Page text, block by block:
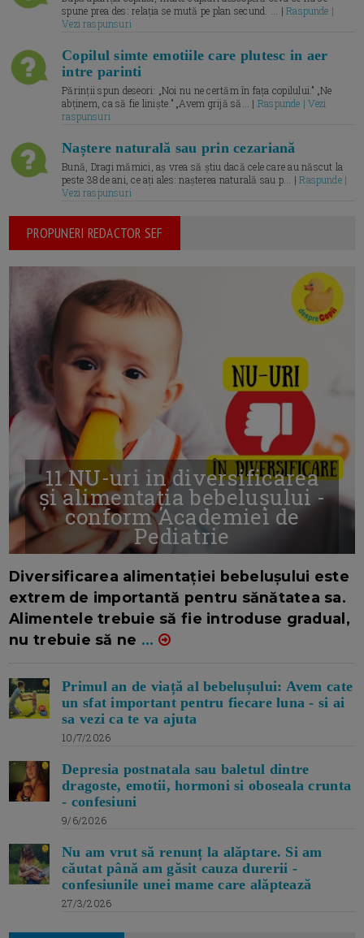
spune prea des: relația se mută pe plan secund. ... |Raspunde |
Vezi raspunsuri
Copilul simte emotiile care plutesc in aer
intre parinti
Părinții spun deseori: „Noi nu ne certăm în fața copilului.” „Ne
abținem, ca să fie liniște.” „Avem grijă să... | Raspunde | Vezi
raspunsuri
Naștere naturală sau prin cezariană
Bună, Dragi mămici, aș vrea să știu dacă cele care au născut la
peste 38 de ani, ce ați ales: nașterea naturală sau p... |Raspunde |
Vezi raspunsuri
PROPUNERI REDACTOR SEF
11 NU-uri in diversificarea
și alimentația bebelușului -
conform Academiei de
Pediatrie
Diversificarea alimentației bebelușului este
extrem de importantă pentru sănătatea sa.
Alimentele trebuie să fie introduse gradual,
nu trebuie să ne ...
Primul an de viață al bebelușului: Avem cate
un sfat important pentru fiecare luna - si ai
sa vezi ca te va ajuta
10/7/2026
Depresia postnatala sau baletul dintre
dragoste, emotii, hormoni si oboseala crunta
- confesiuni
9/6/2026
Nu am vrut să renunț la alăptare. Si am
căutat până am găsit cauza durerii -
confesiunile unei mame care alăptează
27/3/2026